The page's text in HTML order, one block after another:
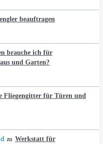
beauftragen
brauche ich für
und Garten?
Fliegengitter für Türen und
zu Werkstatt für